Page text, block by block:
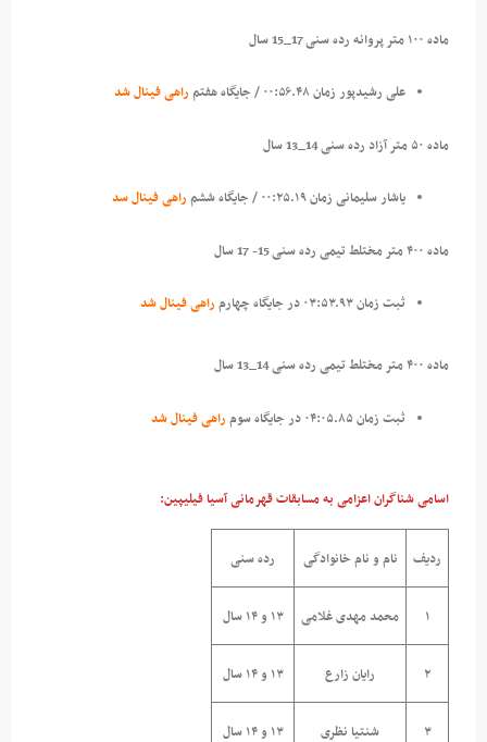
ماده ۱۰۰ متر پروانه رده سنی 17_15 سال
علی رشیدپور زمان ۰۰:۵۶.۴۸ / جایگاه هفتمراهی فینال شد
ماده ۵۰ متر آزاد رده سنی 14_13 سال
یاشار سلیمانی زمان ۰۰:۲۵.۱۹ / جایگاه ششم راهی فینال سد
ماده ۴۰۰ متر مختلط تیمی رده سنی 15- 17 سال
ثبت زمان ۰۳:۵۳.۹۳ در جایگاه چهارم راهی فینال شد
ماده ۴۰۰ متر مختلط تیمی رده سنی 14_13 سال
ثبت زمان ۰۴:۰۵.۸۵ در جایگاه سوم راهی فینال شد
اسامی شناگران اعزامی به مسابقات قهرمانی آسیا فیلیپین:
ردیف نام و نام خانوادگی رده سنی
محمد مهدی غلامی ۱۳ و ۱۴ سال
۲ رایان زارع ۱۳ و ۱۴ سال
۳ شنتیا نظری ۱۳ و ۱۴ سال